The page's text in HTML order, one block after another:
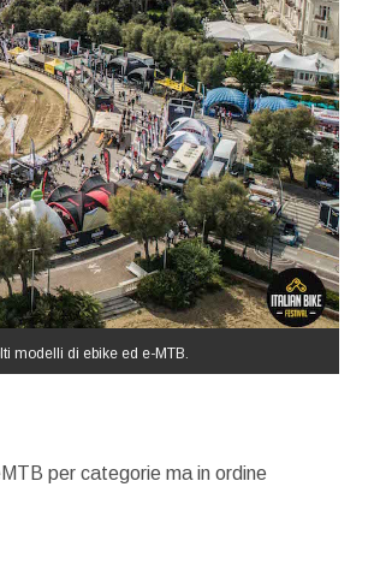
modelli di ebike ed e-MTB.
per categorie ma in ordine